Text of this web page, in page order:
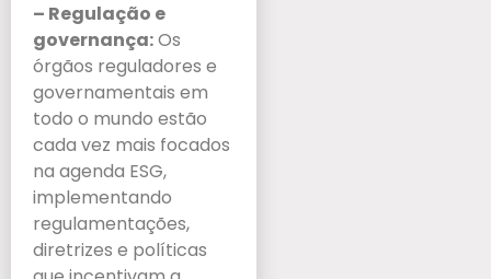
– Regulação e
governança:Os
órgãos reguladores e
governamentais em
todo o mundo estão
cada vez mais focados
na agenda ESG,
implementando
regulamentações,
diretrizes e políticas